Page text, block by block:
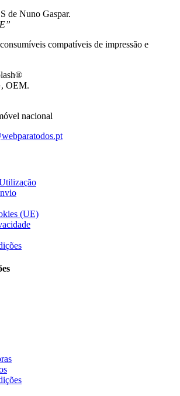
de Nuno Gaspar.
compatíveis de impressão e
OEM.
nacional
(UE)